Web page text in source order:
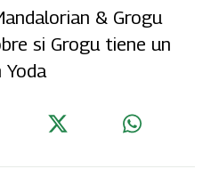
& Grogu
si Grogu tiene un